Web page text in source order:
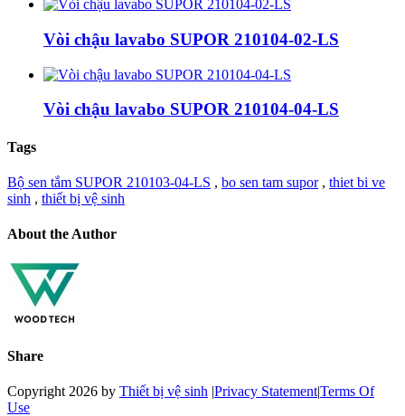
Vòi chậu lavabo SUPOR 210104-02-LS
Vòi chậu lavabo SUPOR 210104-04-LS
Tags
Bộ sen tắm SUPOR 210103-04-LS , bo sen tam supor, thiet bi ve
sinh , thiết bị vệ sinh
About the Author
Share
Copyright 2026 by Thiết bị vệ sinh |Privacy Statement|Terms Of
Use